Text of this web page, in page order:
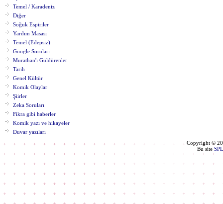
Temel / Karadeniz
Diğer
Soğuk Espiriler
Yardım Masası
Temel (Edepsiz)
Google Soruları
Murathan'ı Güldürenler
Tarih
Genel Kültür
Komik Olaylar
Şiirler
Zeka Soruları
Fikra gibi haberler
Komik yazı ve hikayeler
Duvar yazıları
Copyright ©
Bu site SPL